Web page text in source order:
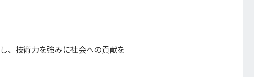
、技術力を強みに社会への貢献を